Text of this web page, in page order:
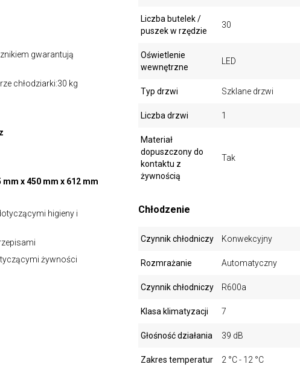
gwarantują
chłodziarki:30 kg
mm x 450 mm x 612 mm
higieny i
żywności
Liczba butelek /
puszek w rzędzie
30
Oświetlenie
wewnętrzne
LED
Typ drzwi Szklane drzwi
Liczba drzwi 1
Materiał
dopuszczony do
kontaktu z
żywnością
Tak
Chłodzenie
Czynnik chłodniczy Konwekcyjny
Rozmrażanie Automatyczny
Czynnik chłodniczy R600a
Klasa klimatyzacji 7
Głośność działania 39 dB
Zakres temperatur 2 °C - 12 °C